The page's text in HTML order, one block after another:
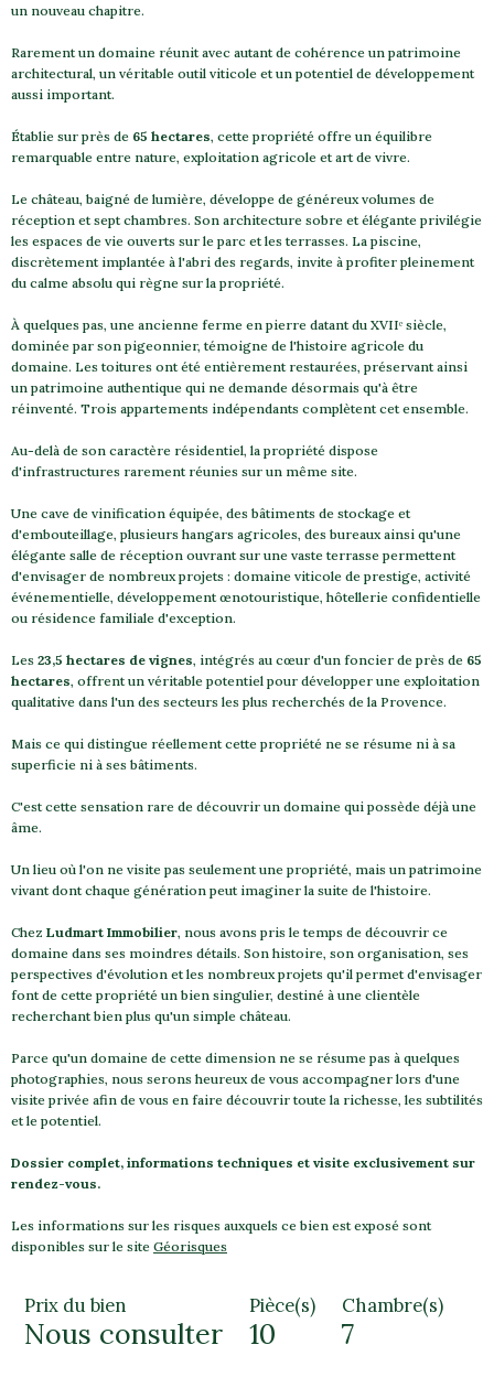
un nouveau chapitre.
Rarement un domaine réunit avec autant de cohérence un patrimoine
architectural, un véritable outil viticole et un potentiel de développement
aussi important.
Établie sur près de 65 hectares, cette propriété offre un équilibre
remarquable entre nature, exploitation agricole et art de vivre.
Le château, baigné de lumière, développe de généreux volumes de
réception et sept chambres. Son architecture sobre et élégante privilégie
les espaces de vie ouverts sur le parc et les terrasses. La piscine,
discrètement implantée à l'abri des regards, invite à profiter pleinement
du calme absolu qui règne sur la propriété.
À quelques pas, une ancienne ferme en pierre datant du XVIIᵉ siècle,
dominée par son pigeonnier, témoigne de l'histoire agricole du
domaine. Les toitures ont été entièrement restaurées, préservant ainsi
un patrimoine authentique qui ne demande désormais qu'à être
réinventé. Trois appartements indépendants complètent cet ensemble.
Au-delà de son caractère résidentiel, la propriété dispose
d'infrastructures rarement réunies sur un même site.
Une cave de vinification équipée, des bâtiments de stockage et
d'embouteillage, plusieurs hangars agricoles, des bureaux ainsi qu'une
élégante salle de réception ouvrant sur une vaste terrasse permettent
d'envisager de nombreux projets : domaine viticole de prestige, activité
événementielle, développement œnotouristique, hôtellerie confidentielle
ou résidence familiale d'exception.
Les 23,5 hectares de vignes, intégrés au cœur d'un foncier de près de 65
hectares, offrent un véritable potentiel pour développer une exploitation
qualitative dans l'un des secteurs les plus recherchés de la Provence.
Mais ce qui distingue réellement cette propriété ne se résume ni à sa
superficie ni à ses bâtiments.
C'est cette sensation rare de découvrir un domaine qui possède déjà une
âme.
Un lieu où l'on ne visite pas seulement une propriété, mais un patrimoine
vivant dont chaque génération peut imaginer la suite de l'histoire.
Chez Ludmart Immobilier, nous avons pris le temps de découvrir ce
domaine dans ses moindres détails. Son histoire, son organisation, ses
perspectives d'évolution et les nombreux projets qu'il permet d'envisager
font de cette propriété un bien singulier, destiné à une clientèle
recherchant bien plus qu'un simple château.
Parce qu'un domaine de cette dimension ne se résume pas à quelques
photographies, nous serons heureux de vous accompagner lors d'une
visite privée afin de vous en faire découvrir toute la richesse, les subtilités
et le potentiel.
Dossier complet, informations techniques et visite exclusivement sur
rendez-vous.
Les informations sur les risques auxquels ce bien est exposé sont
disponibles sur le site Géorisques
Prix du bien
Nous consulter
Pièce(s)
10
Chambre(s)
7